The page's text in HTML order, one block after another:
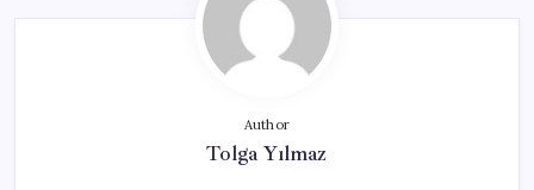
Author
Tolga Yılmaz